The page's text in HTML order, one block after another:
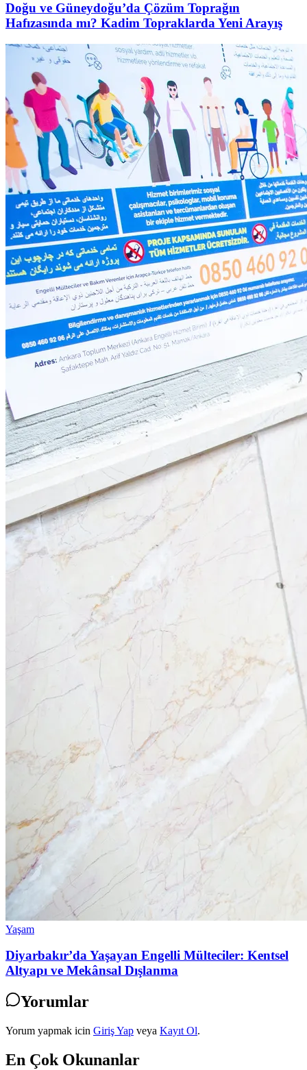
Doğu ve Güneydoğu’da Çözüm Toprağın
Hafızasında mı? Kadim Topraklarda Yeni Arayış
Yaşam
Diyarbakır’da Yaşayan Engelli Mülteciler: Kentsel
Altyapı ve Mekânsal Dışlanma
Yorumlar
Yorum yapmak icin Giriş Yap veya Kayıt Ol.
En Çok Okunanlar